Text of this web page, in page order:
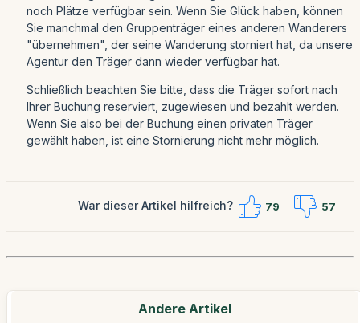
noch Plätze verfügbar sein. Wenn Sie Glück haben, können
Sie manchmal den Gruppenträger eines anderen Wanderers
"übernehmen", der seine Wanderung storniert hat, da unsere
Agentur den Träger dann wieder verfügbar hat.
Schließlich beachten Sie bitte, dass die Träger sofort nach
Ihrer Buchung reserviert, zugewiesen und bezahlt werden.
Wenn Sie also bei der Buchung einen privaten Träger
gewählt haben, ist eine Stornierung nicht mehr möglich.
War dieser Artikel hilfreich? 79 57
Andere Artikel